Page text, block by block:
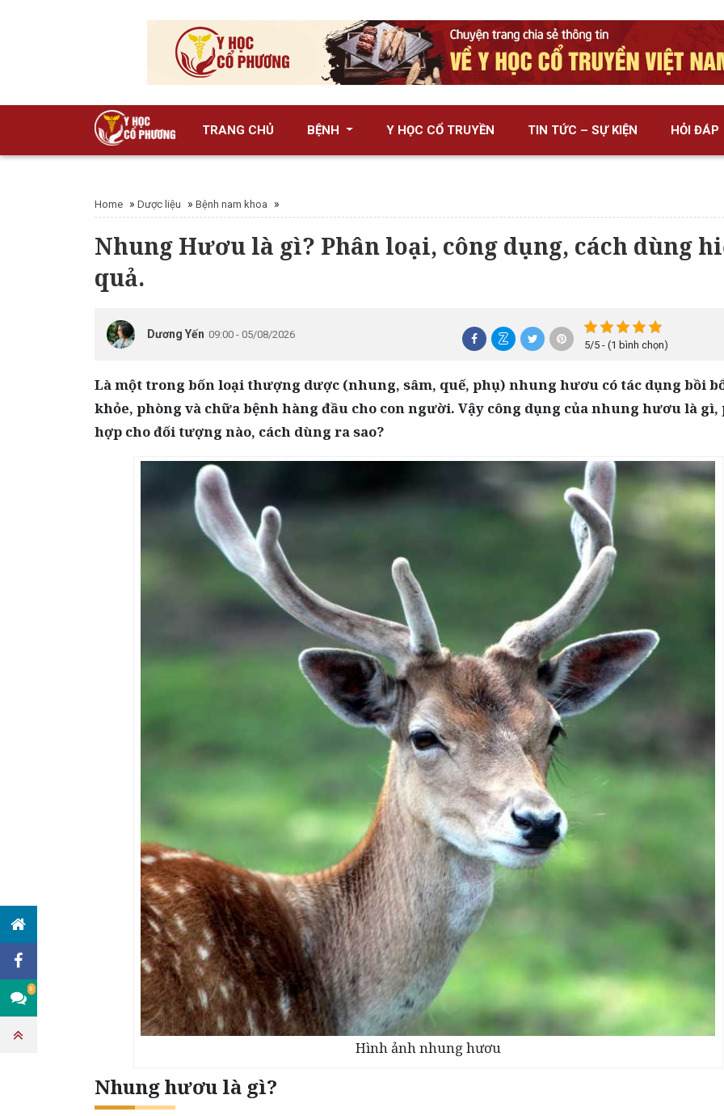
TRANG CHỦ BỆNH Y HỌC CỔ TRUYỀN TIN TỨC – SỰ KIỆN HỎI ĐÁP
Home » Dược liệu » Bệnh nam khoa »
Nhung Hươu là gì? Phân loại, công dụng, cách dùng
quả.
Dương Yến 09:00 - 05/08/2026
5/5 - (1 bình chọn)
Là một trong bốn loại thượng dược (nhung, sâm, quế, phụ) nhung hươu có tác dụng bồi
khỏe, phòng và chữa bệnh hàng đầu cho con người. Vậy công dụng của nhung hươu là gì,
hợp cho đối tượng nào, cách dùng ra sao?
Hình ảnh nhung hươu
Nhung hươu là gì?
0